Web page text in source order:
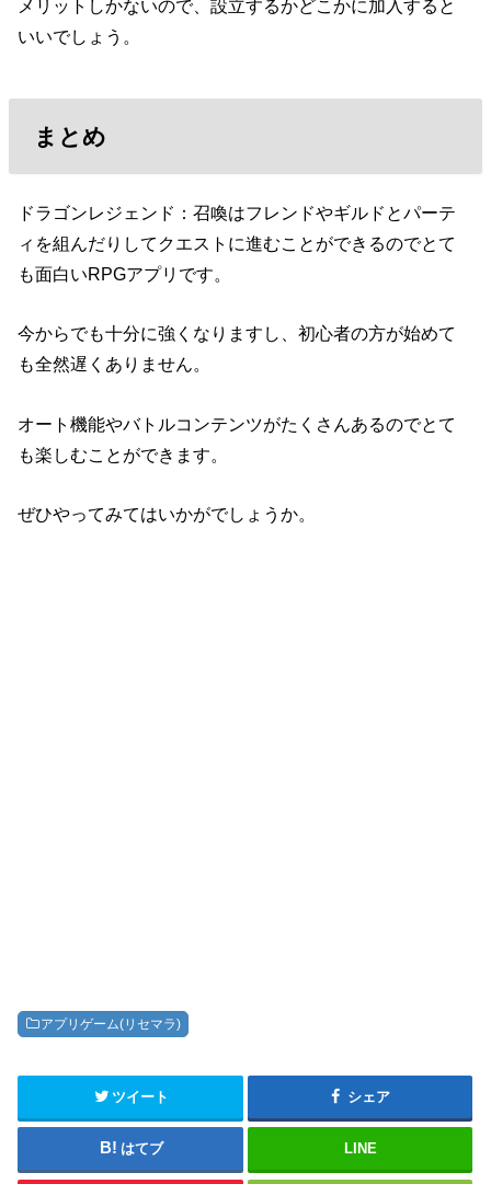
メリットしかないので、設立するかどこかに加入すると
いいでしょう。
まとめ
ドラゴンレジェンド：召喚はフレンドやギルドとパーテ
ィを組んだりしてクエストに進むことができるのでとて
も面白いRPGアプリです。
今からでも十分に強くなりますし、初心者の方が始めて
も全然遅くありません。
オート機能やバトルコンテンツがたくさんあるのでとて
も楽しむことができます。
ぜひやってみてはいかがでしょうか。
アプリゲーム(リセマラ)
ツイート シェア
はてブ LINE